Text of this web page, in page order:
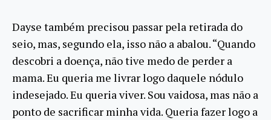
Dayse também precisou passar pela retirada do
seio, mas, segundo ela, isso não a abalou. “Quando
descobri a doença, não tive medo de perder a
mama. Eu queria me livrar logo daquele nódulo
indesejado. Eu queria viver. Sou vaidosa, mas não a
ponto de sacrificar minha vida. Queria fazer logo a